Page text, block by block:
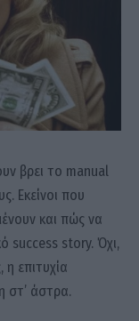
βρει το manual
Εκείνοι που
και πώς να
success story. Όχι,
η επιτυχία
στ’ άστρα.